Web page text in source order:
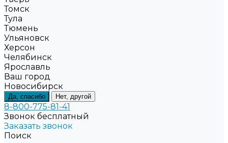
Томск
Тула
Тюмень
Ульяновск
Херсон
Челябинск
Ярославль
Ваш город
Новосибирск
Да, спасибо Нет, другой
8-800-775-81-41
Звонок бесплатный
Заказать звонок
Поиск